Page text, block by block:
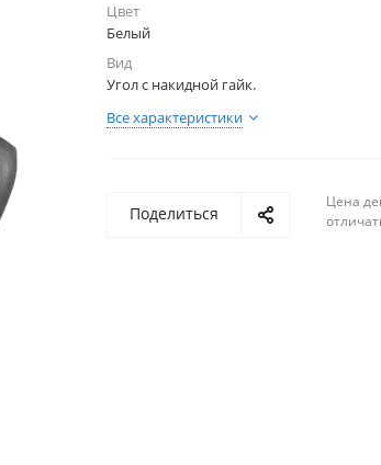
Цвет
Белый
Вид
Угол с накидной гайк.
Все характеристики
Поделиться
Цена